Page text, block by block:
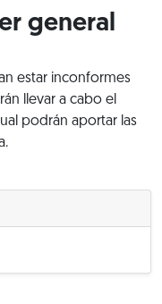
general
estar inconformes
llevar a cabo el
podrán aportar las